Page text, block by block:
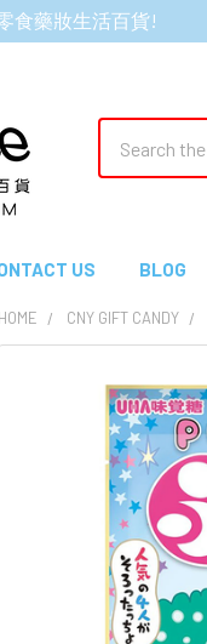
食藥妝生活百貨!
US BLOG
HOME CNY GIFT CANDY